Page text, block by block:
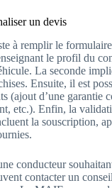
un devis
à remplir le
le profil du
La seconde
Ensuite, il est
(ajout d’une garantie
etc.). Enfin, la
la souscription,
conducteur
contacter un